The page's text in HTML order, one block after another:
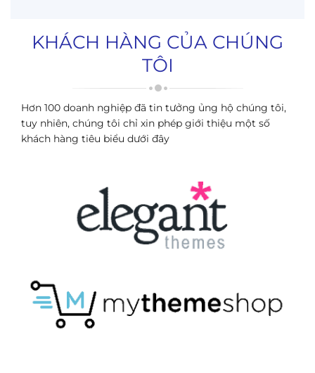
KHÁCH HÀNG CỦA CHÚNG
TÔI
Hơn 100 doanh nghiệp đã tin tưởng ủng hộ chúng tôi,
tuy nhiên, chúng tôi chỉ xin phép giới thiệu một số
khách hàng tiêu biểu dưới đây